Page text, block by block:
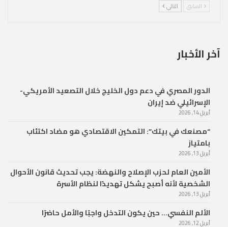
السابق التالي
آخر الأخبار
الدور المصري في دعم دول الخليج خلال التصعيد الأمريكي-
الإسرائيلي ضد إيران
أبريل 14, 2026
“مصنعك في بيتك”: التمكين الاقتصادي هو مضاد اكتئاب
بامتياز
أبريل 13, 2026
الأمين العام لحزب الإصلاح والنهضة: يجب تحديث قانون الأحوال
الشخصية لأنه أصبح يشكل تهديدًا لنظام الأسرة
أبريل 13, 2026
الألم النفسي… حين يكون التدخل واجبًا والأمل حاضرًا
أبريل 12, 2026